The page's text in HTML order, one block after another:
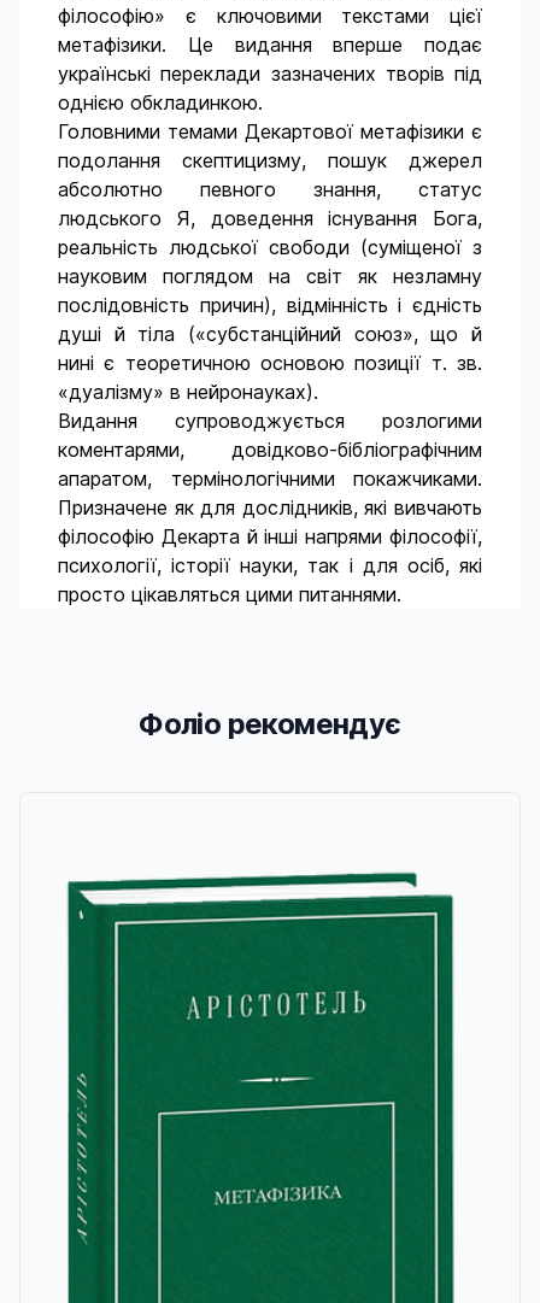
філософію» є ключовими текстами цієї
метафізики. Це видання вперше подає
українські переклади зазначених творів під
однією обкладинкою.
Головними темами Декартової метафізики є
подолання скептицизму, пошук джерел
абсолютно певного знання, статус
людського Я, доведення існування Бога,
реальність людської свободи (суміщеної з
науковим поглядом на світ як незламну
послідовність причин), відмінність і єдність
душі й тіла («субстанційний союз», що й
нині є теоретичною основою позиції т. зв.
«дуалізму» в нейронауках).
Видання супроводжується розлогими
коментарями, довідково-бібліографічним
апаратом, термінологічними покажчиками.
Призначене як для дослідників, які вивчають
філософію Декарта й інші напрями філософії,
психології, історії науки, так і для осіб, які
просто цікавляться цими питаннями.
Фоліо рекомендує